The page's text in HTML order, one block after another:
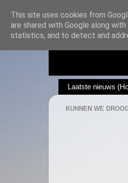
Laatste nieuws
KUNNEN WE
This site uses cookies from
are shared with Google along
statistics, and to detect and